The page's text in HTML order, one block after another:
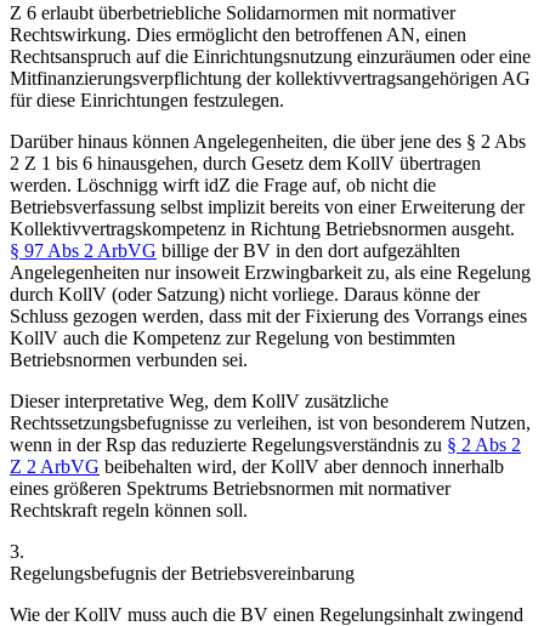
Z 6 erlaubt überbetriebliche Solidarnormen mit normativer
Rechtswirkung. Dies ermöglicht den betroffenen AN, einen
Rechtsanspruch auf die Einrichtungsnutzung einzuräumen oder eine
Mitfinanzierungsverpflichtung der kollektivvertragsangehörigen AG
für diese Einrichtungen festzulegen.
Darüber hinaus können Angelegenheiten, die über jene des § 2 Abs
2 Z 1 bis 6 hinausgehen, durch Gesetz dem KollV übertragen
werden. Löschnigg wirft idZ die Frage auf, ob nicht die
Betriebsverfassung selbst implizit bereits von einer Erweiterung der
Kollektivvertragskompetenz in Richtung Betriebsnormen ausgeht.
§ 97 Abs 2 ArbVG billige der BV in den dort aufgezählten
Angelegenheiten nur insoweit Erzwingbarkeit zu, als eine Regelung
durch KollV (oder Satzung) nicht vorliege. Daraus könne der
Schluss gezogen werden, dass mit der Fixierung des Vorrangs eines
KollV auch die Kompetenz zur Regelung von bestimmten
Betriebsnormen verbunden sei.
Dieser interpretative Weg, dem KollV zusätzliche
Rechtssetzungsbefugnisse zu verleihen, ist von besonderem Nutzen,
wenn in der Rsp das reduzierte Regelungsverständnis zu § 2 Abs 2
Z 2 ArbVG beibehalten wird, der KollV aber dennoch innerhalb
eines größeren Spektrums Betriebsnormen mit normativer
Rechtskraft regeln können soll.
3.
Regelungsbefugnis der Betriebsvereinbarung
Wie der KollV muss auch die BV einen Regelungsinhalt zwingend